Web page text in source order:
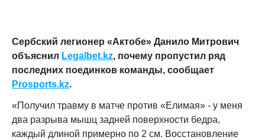
Сербский легионер «Актобе» Данило Митрович
объяснил Legalbet.kz, почему пропустил ряд
последних поединков команды, сообщает
Prosports.kz.
«Получил травму в матче против «Елимая» - у меня
два разрыва мышц задней поверхности бедра,
каждый длиной примерно по 2 см. Восстановление